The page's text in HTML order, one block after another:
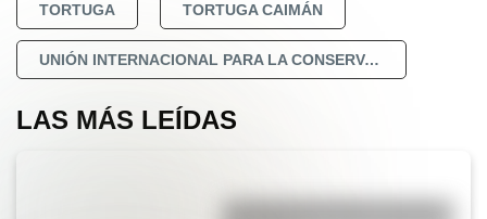
TORTUGA TORTUGA CAIMÁN
UNIÓN INTERNACIONAL PARA LA CONSERVACIÓN DE LA NATURALEZA
LAS MÁS LEÍDAS
La vida de San Martín contada